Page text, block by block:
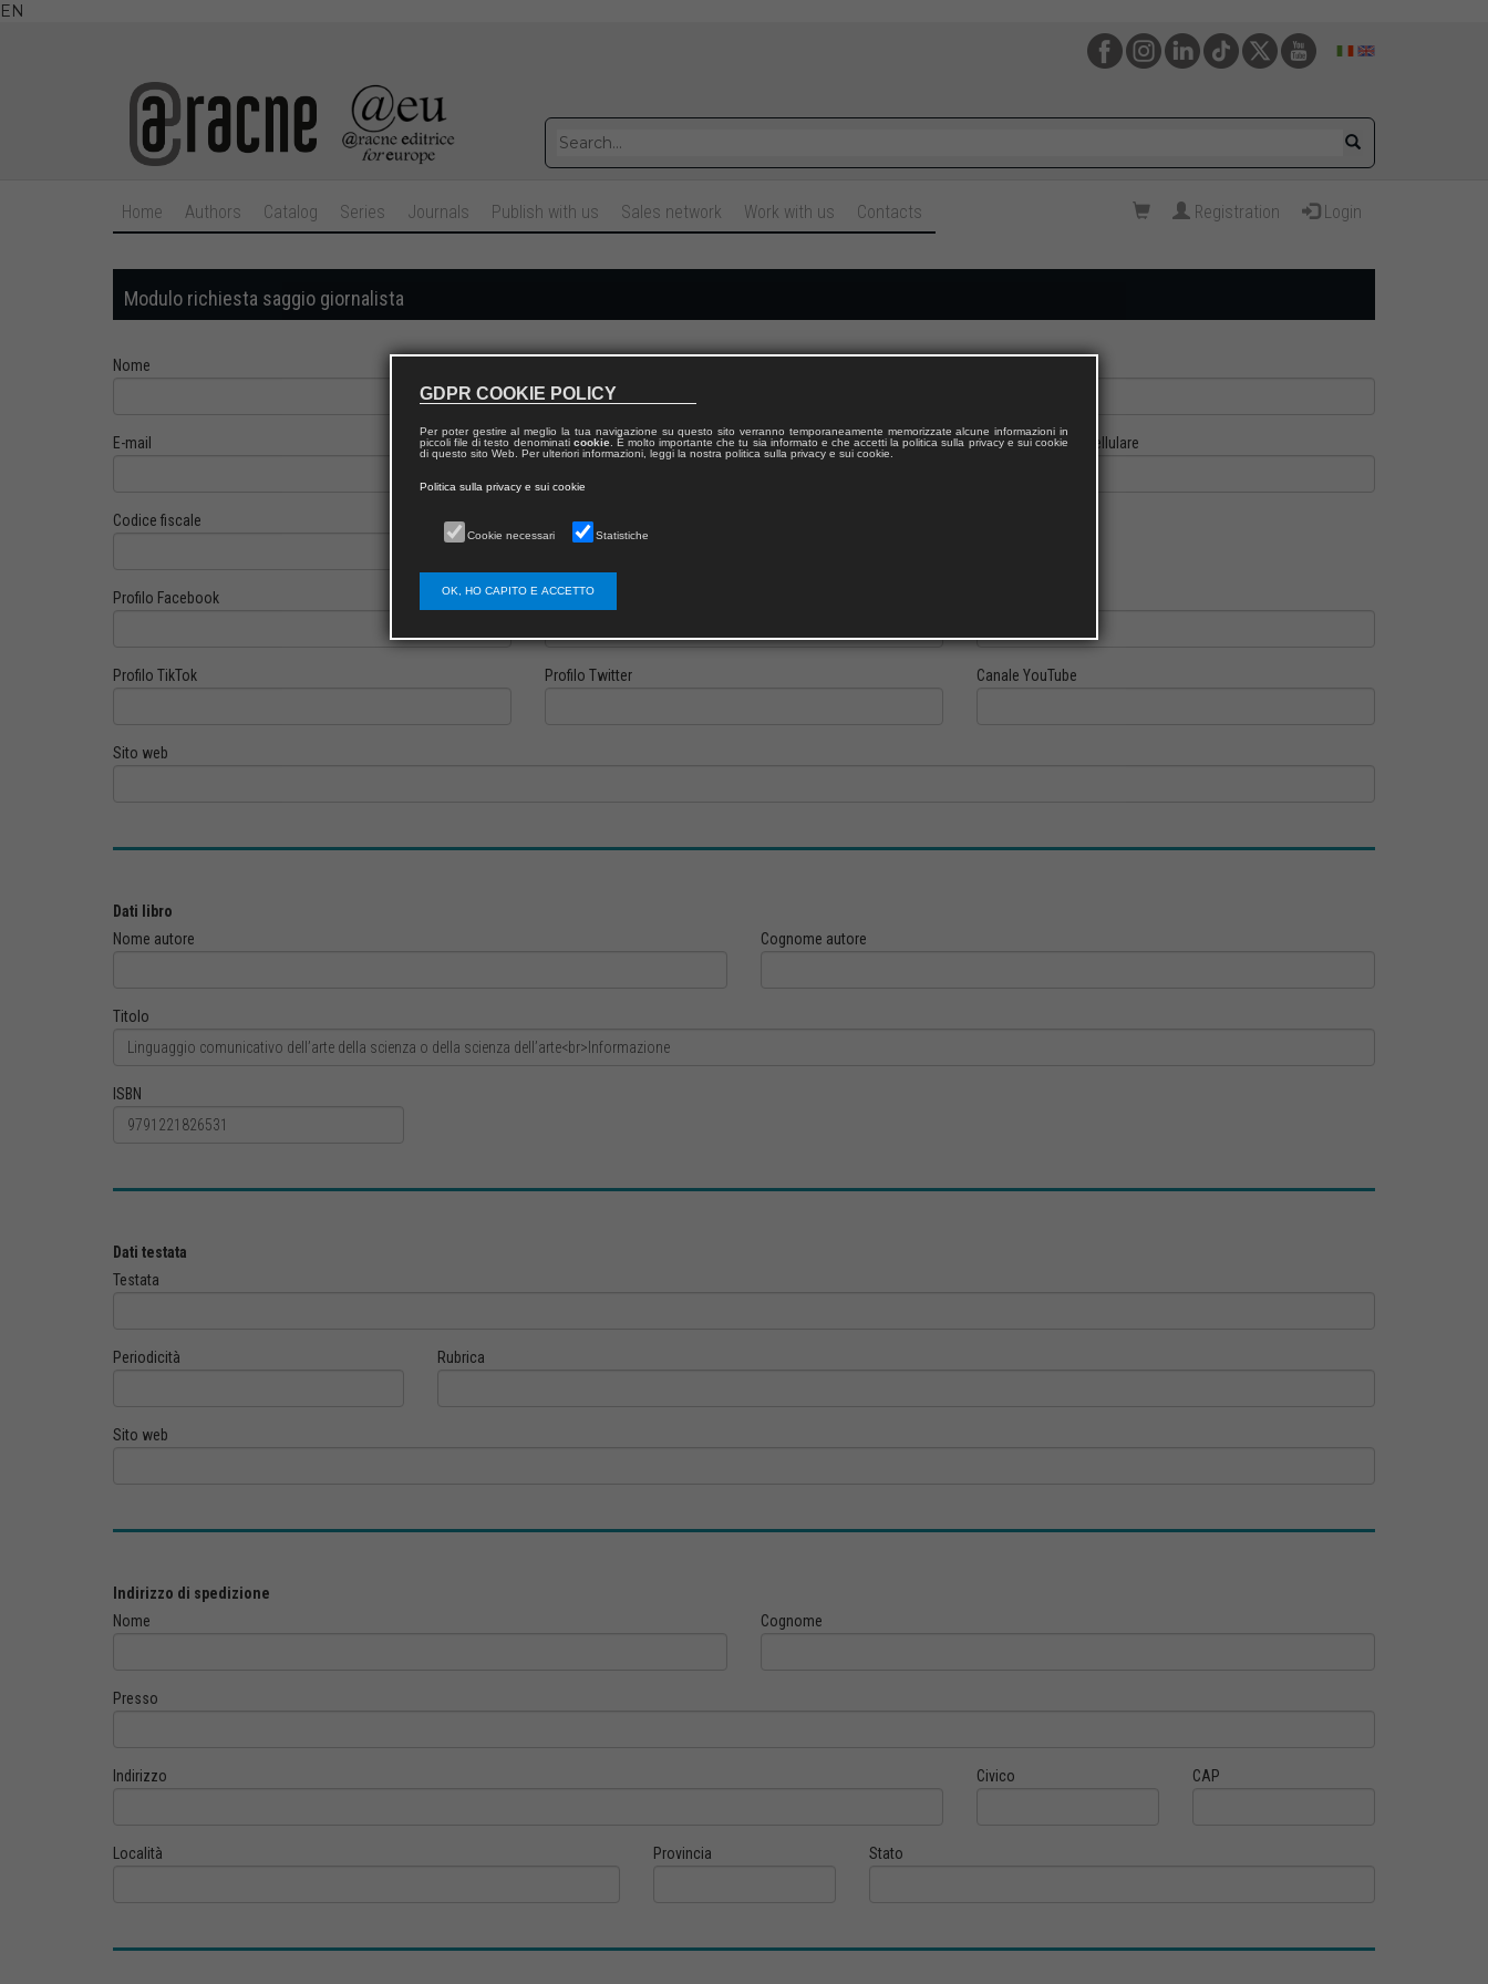
EN
Home Authors Catalog Series Journals Publish with us Sales network Work with us Contacts Registration Login
Modulo richiesta saggio giornalista
Nome
E-mail Telefono fisso Cellulare
Codice fiscale
Profilo Facebook Profilo Instagram
Profilo TikTok Profilo Twitter Canale YouTube
Sito web
Dati libro
Nome autore
Cognome autore
Titolo
ISBN
Dati testata
Testata
Periodicità Rubrica
Sito web
Indirizzo di spedizione
Nome
Cognome
Presso
Indirizzo Civico CAP
Località Provincia Stato
GDPR COOKIE POLICY
Per poter gestire al meglio la tua navigazione su questo sito verranno temporaneamente memorizzate alcune informazioni in
piccoli file di testo denominati cookie. È molto importante che tu sia informato e che accetti la politica sulla privacy e sui cookie
di questo sito Web. Per ulteriori informazioni, leggi la nostra politica sulla privacy e sui cookie.
Politica sulla privacy e sui cookie
Cookie necessari Statistiche
OK, HO CAPITO E ACCETTO